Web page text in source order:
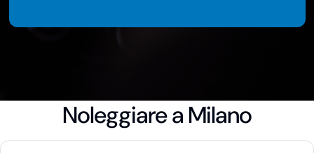
Noleggiare a Milano